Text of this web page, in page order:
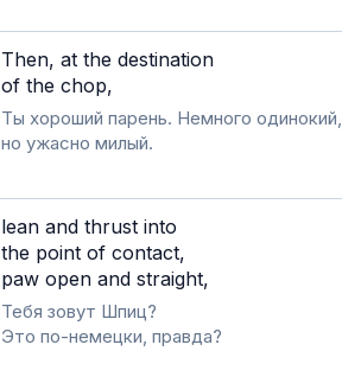
Then, at the destination
of the chop,
Ты хороший парень. Немного одинокий,
но ужасно милый.
lean and thrust into
the point of contact,
paw open and straight,
Тебя зовут Шпиц?
Это по-немецки, правда?